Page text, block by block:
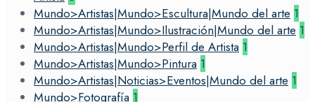
Mundo>Artistas|Mundo>Escultura|Mundo del arte 1
Mundo>Artistas|Mundo>Ilustración|Mundo del arte 1
Mundo>Artistas|Mundo>Perfil de Artista 1
Mundo>Artistas|Mundo>Pintura 1
Mundo>Artistas|Noticias>Eventos|Mundo del arte 1
Mundo>Fotografía 1